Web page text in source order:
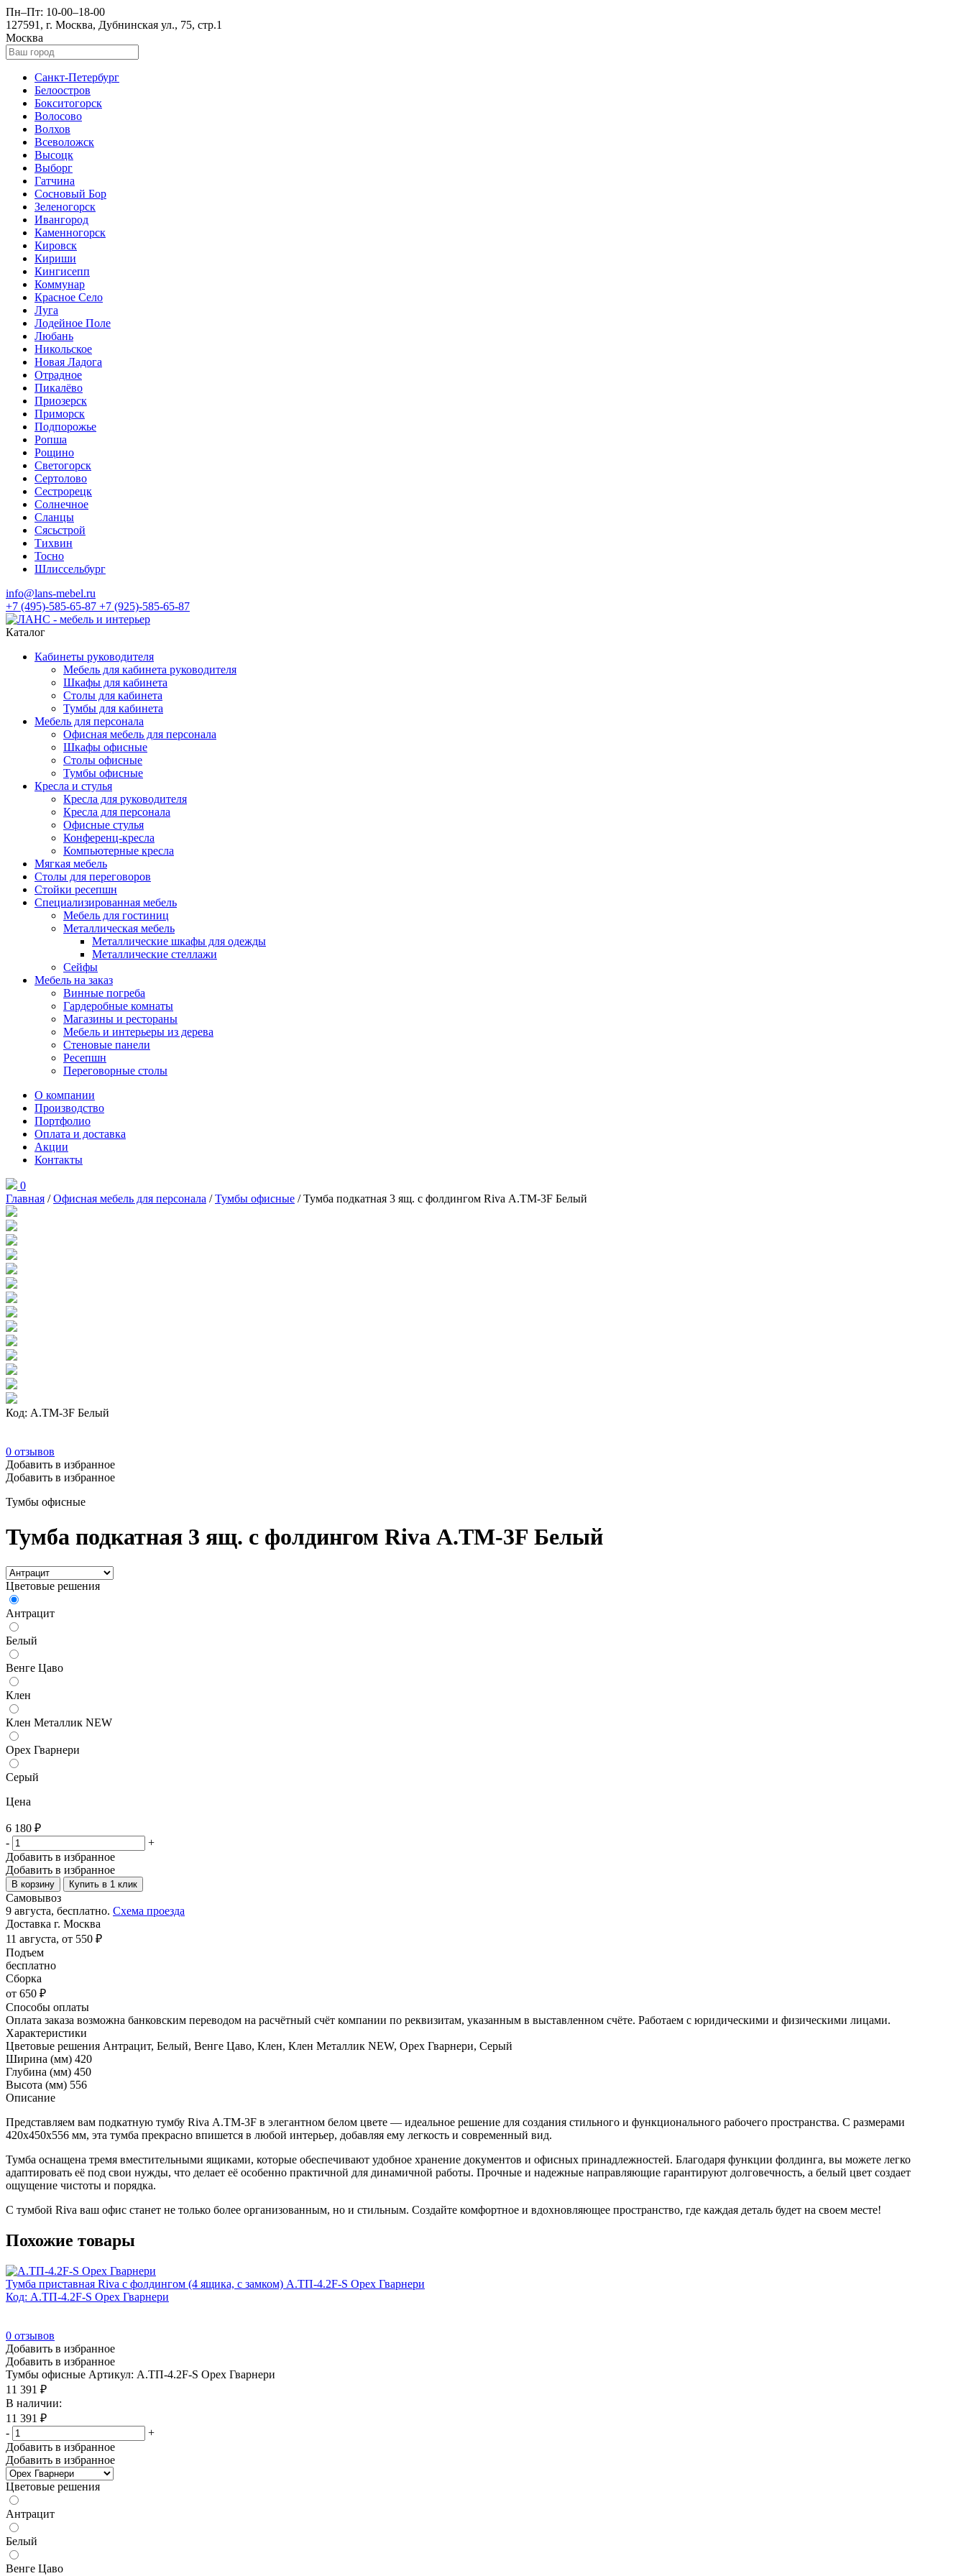
Пн–Пт: 10-00–18-00
127591, г. Москва, Дубнинская ул., 75, стр.1
Москва
Санкт-Петербург
Белоостров
Бокситогорск
Волосово
Волхов
Всеволожск
Высоцк
Выборг
Гатчина
Сосновый Бор
Зеленогорск
Ивангород
Каменногорск
Кировск
Кириши
Кингисепп
Коммунар
Красное Село
Луга
Лодейное Поле
Любань
Никольское
Новая Ладога
Отрадное
Пикалёво
Приозерск
Приморск
Подпорожье
Ропша
Рощино
Светогорск
Сертолово
Сестрорецк
Солнечное
Сланцы
Сясьстрой
Тихвин
Тосно
Шлиссельбург
info@lans-mebel.ru
+7 (495)-585-65-87 +7 (925)-585-65-87
Каталог
Кабинеты руководителя
Мебель для кабинета руководителя
Шкафы для кабинета
Столы для кабинета
Тумбы для кабинета
Мебель для персонала
Офисная мебель для персонала
Шкафы офисные
Столы офисные
Тумбы офисные
Кресла и стулья
Кресла для руководителя
Кресла для персонала
Офисные стулья
Конференц-кресла
Компьютерные кресла
Мягкая мебель
Столы для переговоров
Стойки ресепшн
Специализированная мебель
Мебель для гостиниц
Металлическая мебель
Металлические шкафы для одежды
Металлические стеллажи
Сейфы
Мебель на заказ
Винные погреба
Гардеробные комнаты
Магазины и рестораны
Мебель и интерьеры из дерева
Стеновые панели
Ресепшн
Переговорные столы
О компании
Производство
Портфолио
Оплата и доставка
Акции
Контакты
0
Главная /Офисная мебель для персонала /Тумбы офисные / Тумба подкатная 3 ящ. с фолдингом Riva А.ТМ-3F Белый
Код: А.ТМ-3F Белый
0 отзывов
Добавить в избранное
Добавить в избранное
Тумбы офисные
Тумба подкатная 3 ящ. с фолдингом Riva А.ТМ-3F Белый
Цветовые решения
Антрацит
Белый
Венге Цаво
Клен
Клен Металлик NEW
Орех Гварнери
Серый
Цена
6 180 ₽
-
+
Добавить в избранное
Добавить в избранное
В корзину Купить в 1 клик
Самовывоз
9 августа, бесплатно. Схема проезда
Доставка г. Москва
11 августа, от 550 ₽
Подъем
бесплатно
Сборка
от 650 ₽
Способы оплаты
Оплата заказа возможна банковским переводом на расчётный счёт компании по реквизитам, указанным в выставленном счёте. Работаем с юридическими и физическими лицами.
Характеристики
Цветовые решения Антрацит, Белый, Венге Цаво, Клен, Клен Металлик NEW, Орех Гварнери, Серый
Ширина (мм) 420
Глубина (мм) 450
Высота (мм) 556
Описание
Представляем вам подкатную тумбу Riva А.ТМ-3F в элегантном белом цвете — идеальное решение для создания стильного и функционального рабочего пространства. С размерами
420х450х556 мм, эта тумба прекрасно впишется в любой интерьер, добавляя ему легкость и современный вид.
Тумба оснащена тремя вместительными ящиками, которые обеспечивают удобное хранение документов и офисных принадлежностей. Благодаря функции фолдинга, вы можете легко
адаптировать её под свои нужды, что делает её особенно практичной для динамичной работы. Прочные и надежные направляющие гарантируют долговечность, а белый цвет создает
ощущение чистоты и порядка.
С тумбой Riva ваш офис станет не только более организованным, но и стильным. Создайте комфортное и вдохновляющее пространство, где каждая деталь будет на своем месте!
Похожие товары
Тумба приставная Riva с фолдингом (4 ящика, с замком) А.ТП-4.2F-S Орех Гварнери
Код: А.ТП-4.2F-S Орех Гварнери
0 отзывов
Добавить в избранное
Добавить в избранное
Тумбы офисные Артикул: А.ТП-4.2F-S Орех Гварнери
11 391 ₽
В наличии:
11 391 ₽
-
+
Добавить в избранное
Добавить в избранное
Цветовые решения
Антрацит
Белый
Венге Цаво